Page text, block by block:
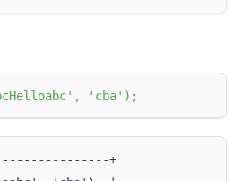
, 'cba' ) ;
+